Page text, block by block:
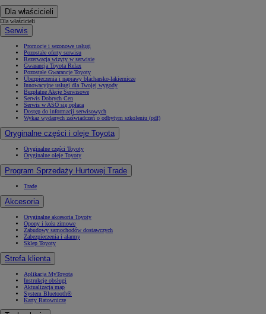
Dla właścicieli
Dla właścicieli
Serwis
Promocje i sezonowe usługi
Pozostałe oferty serwisu
Rezerwacja wizyty w serwisie
Gwarancja Toyota Relax
Pozostałe Gwarancje Toyoty
Ubezpieczenia i naprawy blacharsko-lakiernicze
Innowacyjne usługi dla Twojej wygody
Bezpłatne Akcje Serwisowe
Serwis Dobrych Cen
Serwis w ASO się opłaca
Dostęp do informacji serwisowych
Wykaz wydanych zaświadczeń o odbytym szkoleniu (pdf)
Oryginalne części i oleje Toyota
Oryginalne części Toyoty
Oryginalne oleje Toyoty
Program Sprzedaży Hurtowej Trade
Trade
Akcesoria
Oryginalne akcesoria Toyoty
Opony i koła zimowe
Zabudowy samochodów dostawczych
Zabezpieczenia i alarmy
Sklep Toyoty
Strefa klienta
Aplikacja MyToyota
Instrukcje obsługi
Aktualizacja map
System Bluetooth®
Karty Ratownicze